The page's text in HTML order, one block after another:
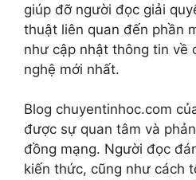
giúp đỡ người đọc giải
thuật liên quan đến phần
như cập nhật thông tin về
nghệ mới nhất.
Blog chuyentinhoc.com
được sự quan tâm và
đồng mạng. Người đọc
kiến thức, cũng như cách